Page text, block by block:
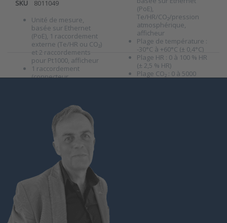
SKU
8011049
Unité de mesure,
basée sur Ethernet
(PoE), 1 raccordement
externe (Te/HR ou CO₂)
et 2 raccordements
pour Pt1000, afficheur
1 raccordement
(connecteur
2 raccordements (Cinch)
: pour capteur Pt1000
Protocoles : HTTP(s),
serveur Web (www),
HTTP GET (JSON, XML),
ModbusTCP, SNMPv1,
SNMPv2c, SNMPv3
Protocole d’ala…
(PoE),
Te/HR/CO₂/pression
atmosphérique,
afficheur
Plage de température :
-30°C à +60°C (± 0,4°C)
Plage HR : 0 à 100 % HR
(± 2,5 % HR)
Plage CO₂ : 0 à 5000